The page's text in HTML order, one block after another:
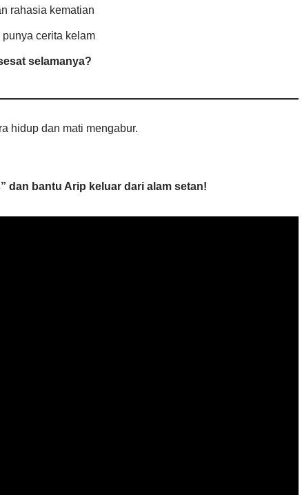
rahasia kematian
cerita kelam
selamanya?
hidup dan mati mengabur.
dan bantu Arip keluar dari alam setan!